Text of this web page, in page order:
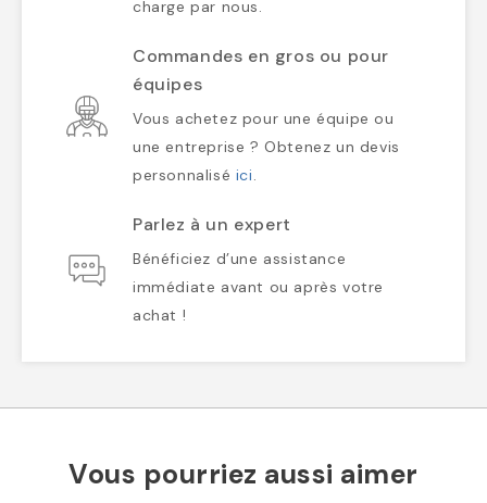
charge par nous.
Commandes en gros ou pour
équipes
Vous achetez pour une équipe ou
une entreprise ? Obtenez un devis
personnalisé ici.
Parlez à un expert
Bénéficiez d’une assistance
immédiate avant ou après votre
achat !
Vous pourriez aussi aimer